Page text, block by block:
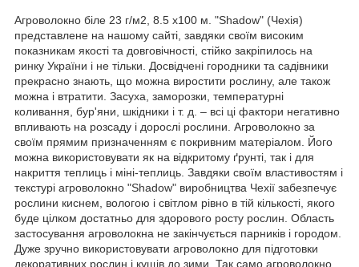
Агроволокно біле 23 г/м2, 8.5 х100 м. "Shadow" (Чехія)
представлене на нашому сайті, завдяки своїм високим
показникам якості та довговічності, стійко закріпилось на
ринку України і не тільки. Досвідчені городники та садівники
прекрасно знають, що можна виростити рослину, але також
можна і втратити. Засуха, заморозки, температурні
коливання, бур'яни, шкідники і т. д. – всі ці фактори негативно
впливають на розсаду і дорослі рослини. Агроволокно за
своїм прямим призначенням є покривним матеріалом. Його
можна використовувати як на відкритому ґрунті, так і для
накриття теплиць і міні-теплиць. Завдяки своїм властивостям і
текстурі агроволокно "Shadow" виробництва Чехії забезпечує
рослини киснем, вологою і світлом рівно в тій кількості, якого
буде цілком достатньо для здорового росту рослин. Область
застосування агроволокна не закінчується парників і городом.
Дуже зручно використовувати агроволокно для підготовки
декоративних рослин і кущів до зими. Так само агроволокно